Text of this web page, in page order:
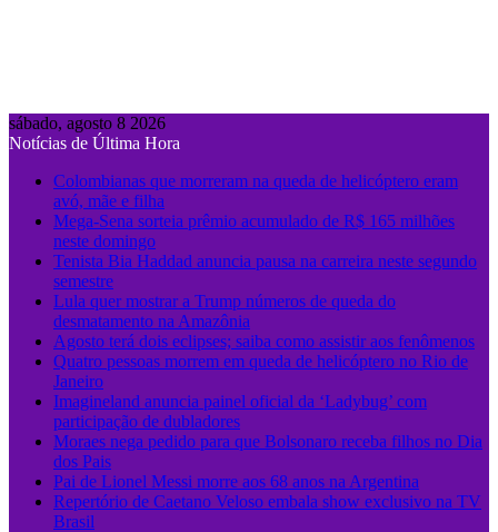
sábado, agosto 8 2026
Notícias de Última Hora
Colombianas que morreram na queda de helicóptero eram
avó, mãe e filha
Mega-Sena sorteia prêmio acumulado de R$ 165 milhões
neste domingo
Tenista Bia Haddad anuncia pausa na carreira neste segundo
semestre
Lula quer mostrar a Trump números de queda do
desmatamento na Amazônia
Agosto terá dois eclipses; saiba como assistir aos fenômenos
Quatro pessoas morrem em queda de helicóptero no Rio de
Janeiro
Imagineland anuncia painel oficial da ‘Ladybug’ com
participação de dubladores
Moraes nega pedido para que Bolsonaro receba filhos no Dia
dos Pais
Pai de Lionel Messi morre aos 68 anos na Argentina
Repertório de Caetano Veloso embala show exclusivo na TV
Brasil